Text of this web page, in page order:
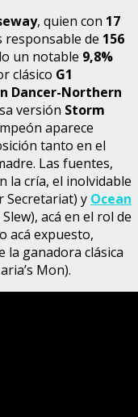
, quien con 17
responsable de 156
un notable 9,8%
clásico G1
Dancer-Northern
versión Storm
aparece
tanto en el
Las fuentes,
la cría, el inolvidable
Secretariat) y Ocean
acá en el rol de
acá expuesto,
la ganadora clásica
Mon).